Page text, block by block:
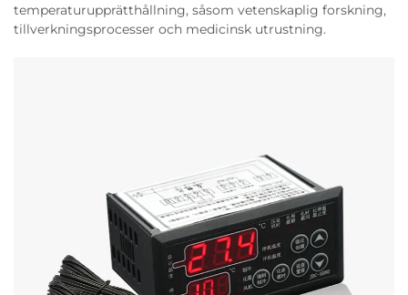
temperaturupprätthållning, såsom vetenskaplig forskning,
tillverkningsprocesser och medicinsk utrustning.